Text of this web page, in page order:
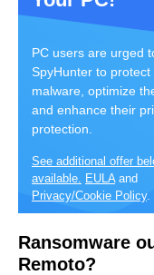
PC users are urged
SpyHunter to protect
malware, optimize
and enhance their
protection.
See additional offer
available.
EULA and
Privacy/Cookie Policy.
Ransomware
Remoto?